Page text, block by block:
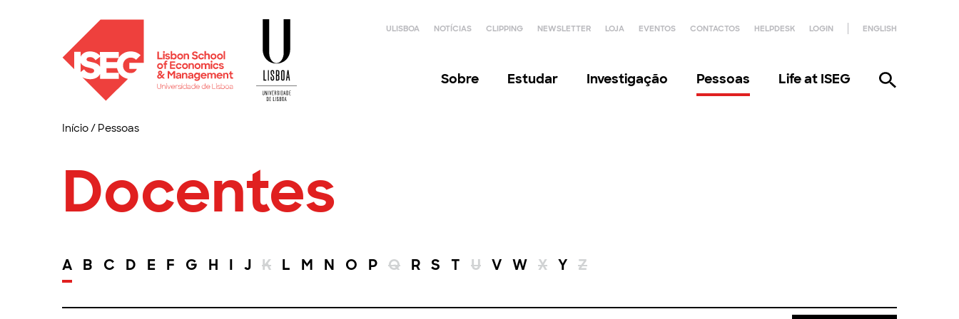
ULISBOA NOTÍCIAS CLIPPING NEWSLETTER LOJA EVENTOS CONTACTOS HELPDESK LOGIN ENGLISH
Sobre Estudar Investigação Pessoas Life at ISEG
Início/ Pessoas
Docentes
A B C D E F G H I J K L M N O P Q R S T U V W X Y Z